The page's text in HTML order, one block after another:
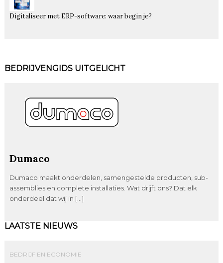
Digitaliseer met ERP-software: waar begin je?
BEDRIJVENGIDS UITGELICHT
Dumaco
Dumaco maakt onderdelen, samengestelde producten, sub-
assemblies en complete installaties. Wat drijft ons? Dat elk
onderdeel dat wij in […]
LAATSTE NIEUWS
BEDRIJF EN ECONOMIE